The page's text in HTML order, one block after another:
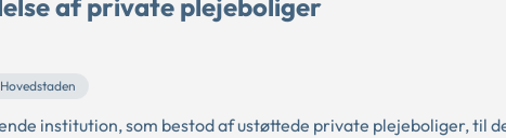
af private plejeboliger
institution, som bestod af ustøttede private plejeboliger, til